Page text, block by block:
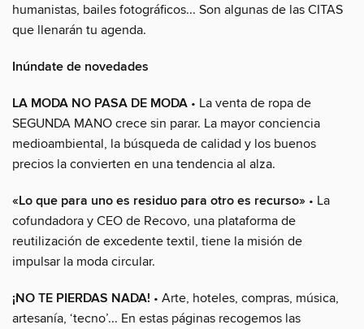
humanistas, bailes fotográficos... Son algunas de las CITAS
que llenarán tu agenda.
Inúndate de novedades
LA MODA NO PASA DE MODA • La venta de ropa de
SEGUNDA MANO crece sin parar. La mayor conciencia
medioambiental, la búsqueda de calidad y los buenos
precios la convierten en una tendencia al alza.
«Lo que para uno es residuo para otro es recurso» • La
cofundadora y CEO de Recovo, una plataforma de
reutilización de excedente textil, tiene la misión de
impulsar la moda circular.
¡NO TE PIERDAS NADA! • Arte, hoteles, compras, música,
artesanía, ‘tecno’... En estas páginas recogemos las